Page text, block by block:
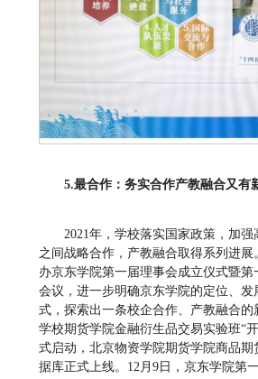
5.最合作：务实合作产教融合又有
2021年，学校落实国家政策，加
之间战略合作，产教融合取得系列进展
办京东学院第一届理事会成立仪式暨第
会议，进一步明确京东学院的定位、发
式，探索出一条校企合作、产教融合的
学校期货学院金融衍生品交易实验班“
式启动，北京物资学院期货学院商品期
据库正式上线。12月9日，京东学院第